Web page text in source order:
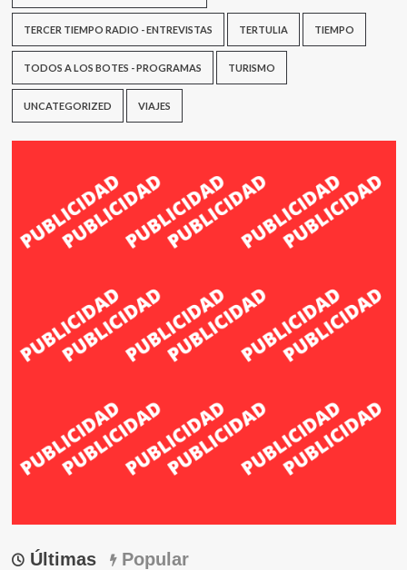
TERCER TIEMPO RADIO - ENTREVISTAS TERTULIA TIEMPO
TODOS A LOS BOTES - PROGRAMAS TURISMO
UNCATEGORIZED VIAJES
Últimas Popular